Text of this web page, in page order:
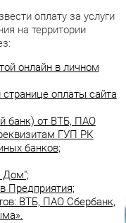
оплату за услуги
на территории
онлайн в личном
оплаты сайта
банк) от ВТБ, ПАО
ГУП РК
банков;
Дом";
Предприятия;
ВТБ, ПАО Сбербанк,